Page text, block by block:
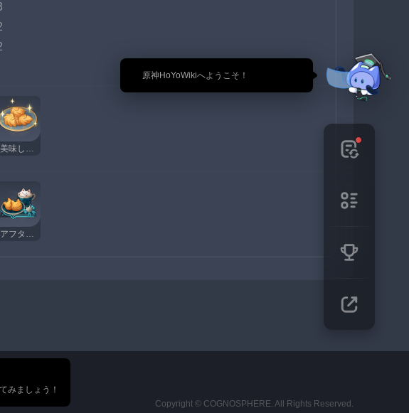
🎉 原神HoYoWikiへようこそ！
美味しそうな晶螺マドレーヌ
アフタヌーンティー
Copyright © COGNOSPHERE. All Rights Reserved.
みましょう！